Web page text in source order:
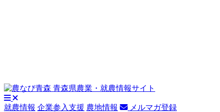
就農情報 企業参入支援 農地情報
メルマガ登録